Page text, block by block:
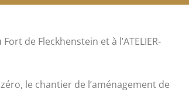
de Fleckhenstein et à l’ATELIER-
le chantier de l’aménagement de